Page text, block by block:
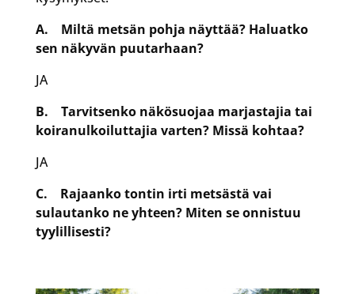
A. Miltä metsän pohja näyttää? Haluatko
sen näkyvän puutarhaan?
JA
B. Tarvitsenko näkösuojaa marjastajia tai
koiranulkoiluttajia varten? Missä kohtaa?
JA
C. Rajaanko tontin irti metsästä vai
sulautanko ne yhteen? Miten se onnistuu
tyylillisesti?